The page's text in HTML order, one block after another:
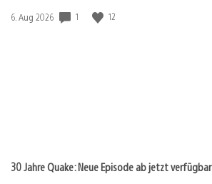
Veröffentlichungsdatum:
6. Aug 2026 1 12
30 Jahre Quake: Neue Episode ab jetzt verfügbar